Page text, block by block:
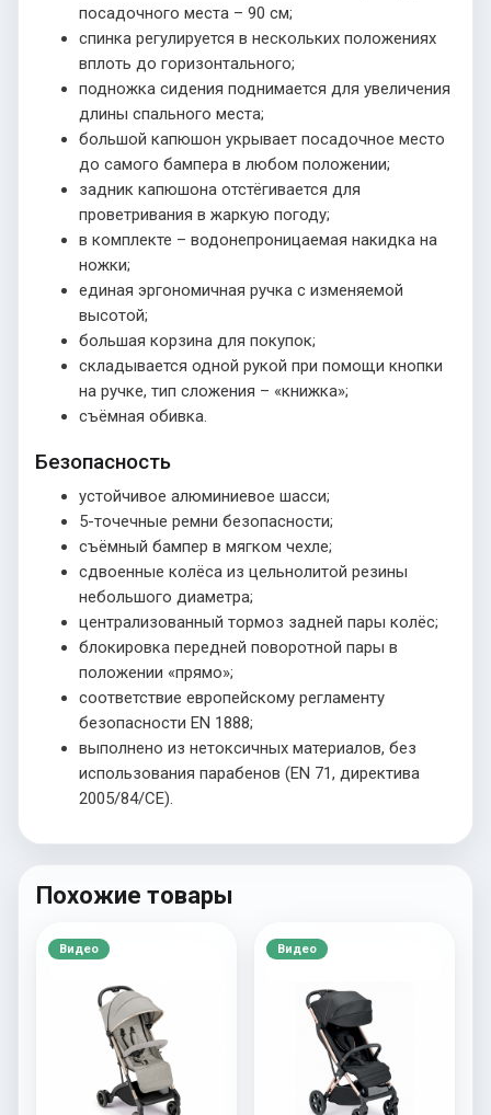
посадочного места – 90 см;
спинка регулируется в нескольких положениях
вплоть до горизонтального;
подножка сидения поднимается для увеличения
длины спального места;
большой капюшон укрывает посадочное место
до самого бампера в любом положении;
задник капюшона отстёгивается для
проветривания в жаркую погоду;
в комплекте – водонепроницаемая накидка на
ножки;
единая эргономичная ручка с изменяемой
высотой;
большая корзина для покупок;
складывается одной рукой при помощи кнопки
на ручке, тип сложения – «книжка»;
съёмная обивка.
Безопасность
устойчивое алюминиевое шасси;
5-точечные ремни безопасности;
съёмный бампер в мягком чехле;
сдвоенные колёса из цельнолитой резины
небольшого диаметра;
централизованный тормоз задней пары колёс;
блокировка передней поворотной пары в
положении «прямо»;
соответствие европейскому регламенту
безопасности EN 1888;
выполнено из нетоксичных материалов, без
использования парабенов (EN 71, директива
2005/84/CE).
Похожие товары
Видео Видео